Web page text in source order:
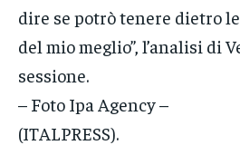
dire se potrò tenere dietro
del mio meglio”, l’analisi di
sessione.
– Foto Ipa Agency –
(ITALPRESS).